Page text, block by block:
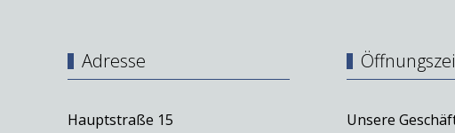
Adresse
Hauptstraße 15
Unsere